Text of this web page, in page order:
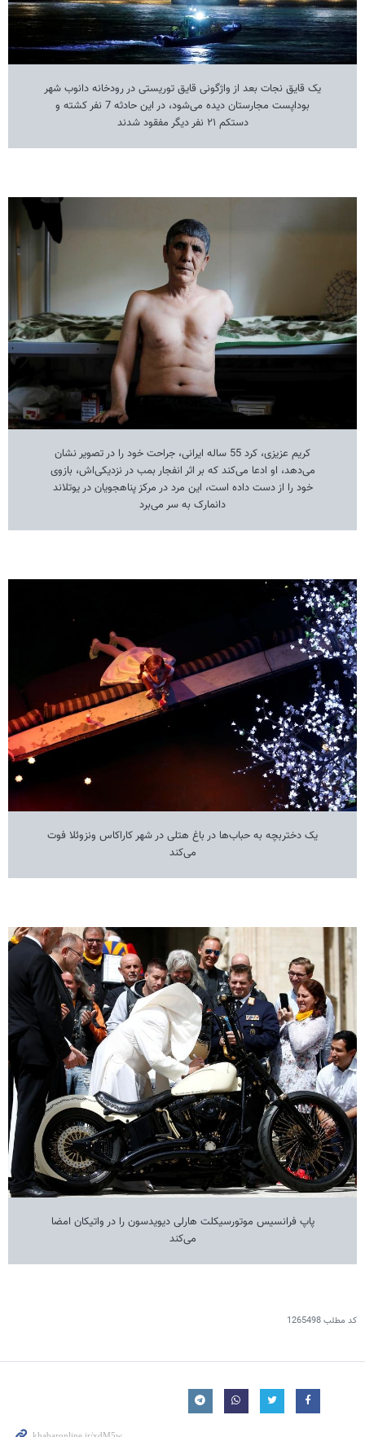
یک قایق نجات بعد از واژگونی قایق توریستی در رودخانه دانوب شهر
بوداپست مجارستان دیده می‌شود، در این حادثه 7 نفر کشته و
دستکم ۲۱ نفر دیگر مفقود شدند
کریم عزیزی، کرد 55 ساله ایرانی، جراحت خود را در تصویر نشان
می‌دهد، او ادعا می‌کند که بر اثر انفجار بمب در نزدیکی‌اش، بازوی
خود را از دست داده است، این مرد در مرکز پناهجویان در یوتلاند
دانمارک به سر می‌برد
یک دختربچه به حباب‌ها در باغ هتلی در شهر کاراکاس ونزوئلا فوت
می‌کند
پاپ فرانسیس موتورسیکلت هارلی دیویدسون را در واتیکان امضا
می‌کند
کد مطلب1265498